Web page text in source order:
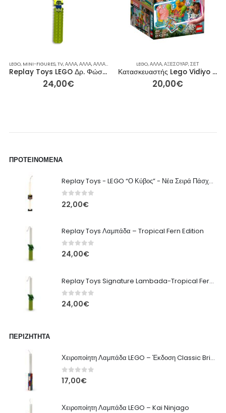
,ΙΔΈΕΣ ΓΙΑ ΔΏΡΑ,ΠΆΣΧΑ,ΡΕΙΝΜΠΟΟΥ,ΣΥΛΛΕΚΤΙΚΈΣ ΦΙΓΟΎΡΕΣ,ΤΈΧΝΗ & ΒΙΒΛΊΑ
ΠΑΙΔΙΚΟΎ ΔΩΜΑΤΊΟΥ,ΣΕΤ
LEGO, MINI-FIGURES,TV,ΆΛΛΑ,ΆΛΛΑ,ΆΛΛΑ,ΆΛΛΑ ΑΞΕΣΟΥΆΡ,ΑΞΕΣΟΥΆΡ,ΓΙΑ ΕΚΕΊΝΟΝ / ΕΚΕΊΝΗ
Replay Toys LEGO Δρ. Φώσφορος Χαρακτηριστική Πασχαλινή Λαμπάδα
24,00€
LEGO,ΆΛΛΑ,ΑΞΕΣΟΥΆΡ,ΣΕΤ
Κατασκευαστής Lego Vidiyo – Llama BeatBox (43105)
20,00€
ΠΡΟΤΕΙΝΌΜΕΝΑ
Replay Toys - LEGO “Ο Κύβος” - Νέα Σειρά Πάσχα 2026 Λαμπάδα
0out of 5
22,00€
Replay Toys Λαμπάδα – Tropical Fern Edition
0 out of 5
24,00€
Replay Toys Signature Lambada-Tropical Fern edition 2026
0 out of 5
24,00€
ΠΕΡΙΖΉΤΗΤΑ
Χειροποίητη Λαμπάδα LEGO – Έκδοση Classic Brick
0out of 5
17,00€
Χειροποίητη Λαμπάδα LEGO – Kai Ninjago